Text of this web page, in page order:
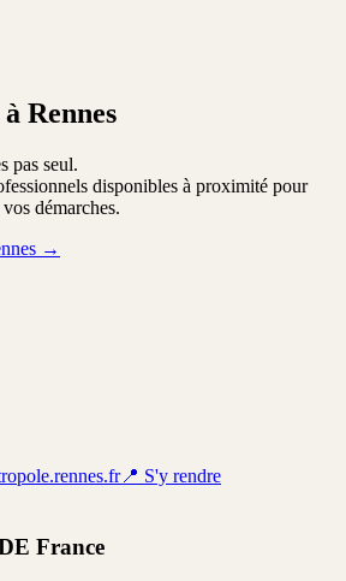
Rennes
pas seul.
disponibles à proximité pour
démarches.
→
📍 S'y rendre
France